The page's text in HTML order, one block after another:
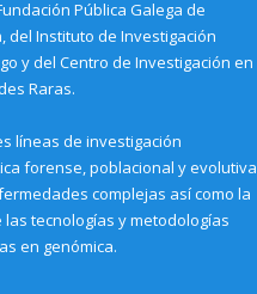
Pública Galega de
del Instituto de Investigación
y del Centro de Investigación en
Raras.
líneas de investigación
forense, poblacional y evolutiva
complejas así como la
tecnologías y metodologías
en genómica.